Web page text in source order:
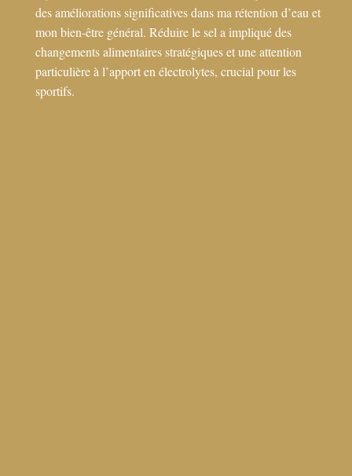
des améliorations significatives dans ma rétention d’eau et
mon bien-être général. Réduire le sel a impliqué des
changements alimentaires stratégiques et une attention
particulière à l’apport en électrolytes, crucial pour les
sportifs.